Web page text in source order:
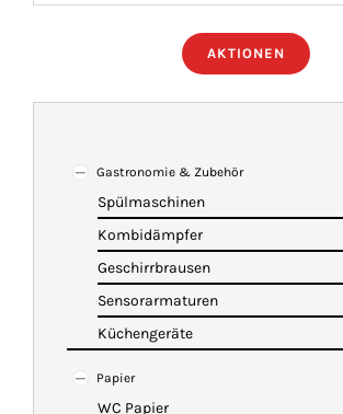
IMBISSANHÄNGER
KATALOG
WARENKORB
AKTIONEN
Gastronomie & Zubehör
Spülmaschinen
Kombidämpfer
Geschirrbrausen
Sensorarmaturen
Küchengeräte
Papier
WC Papier